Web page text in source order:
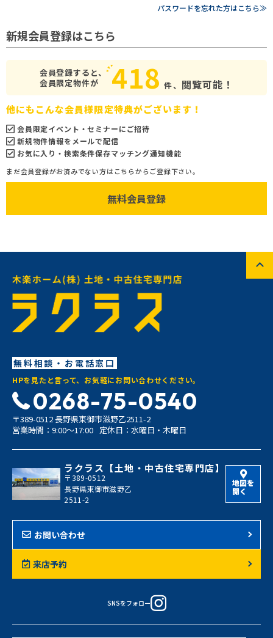
パスワードを忘れた方はこちら≫
新規会員登録はこちら
会員登録すると、
会員限定物件が
418 件、 閲覧可能！
他にもこんな会員様限定特典がございます！
会員限定イベント・セミナーにご招待
新規物件情報をメールで配信
お気に入り・検索条件保存マッチング通知機能
まだ会員登録がお済みでない方はこちらからご登録下さい。
無料会員登録
無料相談・お電話窓口
HPを見たと言って、お気軽にお問い合わせください。
0268-75-0540
〒389-0512 長野県東御市滋野乙2511-2
営業時間：9:00〜17:00 定休日：水曜日・木曜日
ラクラス【土地・中古住宅専門店】
〒389-0512
長野県東御市滋野乙
2511-2
地図を
開く
お問い合わせ
来店予約
SNSをフォロー